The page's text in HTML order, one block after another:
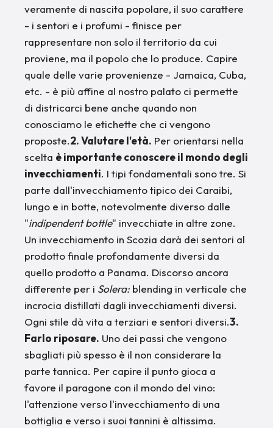
veramente di nascita popolare, il suo carattere
- i sentori e i profumi - finisce per
rappresentare non solo il territorio da cui
proviene, ma il popolo che lo produce. Capire
quale delle varie provenienze - Jamaica, Cuba,
etc. - è più affine al nostro palato ci permette
di districarci bene anche quando non
conosciamo le etichette che ci vengono
proposte.2. Valutare l'età. Per orientarsi nella
scelta è importante conoscere il mondo degli
invecchiamenti. I tipi fondamentali sono tre. Si
parte dall'invecchiamento tipico dei Caraibi,
lungo e in botte, notevolmente diverso dalle
"indipendent bottle" invecchiate in altre zone.
Un invecchiamento in Scozia darà dei sentori al
prodotto finale profondamente diversi da
quello prodotto a Panama. Discorso ancora
differente per i Solera: blending in verticale che
incrocia distillati dagli invecchiamenti diversi.
Ogni stile dà vita a terziari e sentori diversi.3.
Farlo riposare. Uno dei passi che vengono
sbagliati più spesso è il non considerare la
parte tannica. Per capire il punto gioca a
favore il paragone con il mondo del vino:
l'attenzione verso l'invecchiamento di una
bottiglia e verso i suoi tannini è altissima.